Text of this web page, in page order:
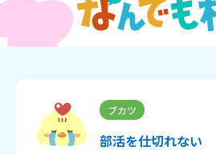
ブカツ
部活を仕切れない